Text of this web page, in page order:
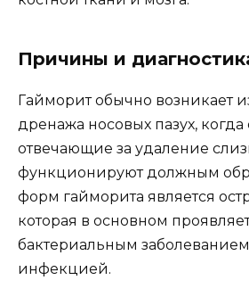
Причины и
Гайморит обычно возникает
дренажа носовых пазух,
отвечающие за удаление
функционируют должным
форм гайморита является
которая в основном
бактериальным
инфекцией.